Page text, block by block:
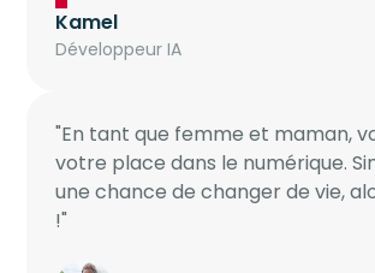
Kamel
Développeur IA
"En tant que femme et maman,
votre place dans le numérique.
une chance de changer de vie,
!"